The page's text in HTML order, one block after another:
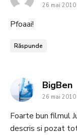
26 mai
Pfoaai!
Răspunde
BigBen
26 mai
Foarte bun filmul
descris si pozat